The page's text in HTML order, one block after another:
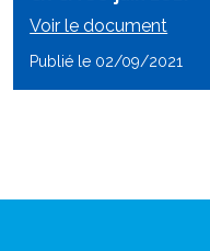
Voir le document
Publié le 02/09/2021